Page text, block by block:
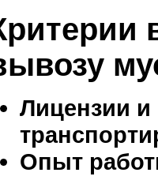
Лицензии и
Опыт